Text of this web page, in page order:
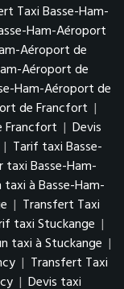
Taxi Basse-Ham-
Ham-Aéroport
Aéroport de
Aéroport de
Ham-Aéroport de
de Francfort |
Francfort | Devis
| Tarif taxi Basse-
taxi Basse-Ham-
à Basse-Ham-
| Transfert Taxi
taxi Stuckange |
taxi à Stuckange |
| Transfert Taxi
| Devis taxi